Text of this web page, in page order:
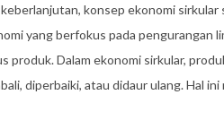
konsep ekonomi
yang berfokus pada pengurangan
produk. Dalam ekonomi sirkular,
diperbaiki, atau didaur ulang. Hal ini